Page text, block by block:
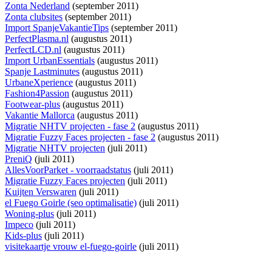
Zonta Nederland (september 2011)
Zonta clubsites (september 2011)
Import SpanjeVakantieTips (september 2011)
PerfectPlasma.nl (augustus 2011)
PerfectLCD.nl (augustus 2011)
Import UrbanEssentials (augustus 2011)
Spanje Lastminutes (augustus 2011)
UrbaneXperience (augustus 2011)
Fashion4Passion (augustus 2011)
Footwear-plus (augustus 2011)
Vakantie Mallorca (augustus 2011)
Migratie NHTV projecten - fase 2 (augustus 2011)
Migratie Fuzzy Faces projecten - fase 2 (augustus 2011)
Migratie NHTV projecten (juli 2011)
PreniQ (juli 2011)
AllesVoorParket - voorraadstatus (juli 2011)
Migratie Fuzzy Faces projecten (juli 2011)
Kuijten Verswaren (juli 2011)
el Fuego Goirle (seo optimalisatie) (juli 2011)
Woning-plus (juli 2011)
Impeco (juli 2011)
Kids-plus (juli 2011)
visitekaartje vrouw el-fuego-goirle (juli 2011)